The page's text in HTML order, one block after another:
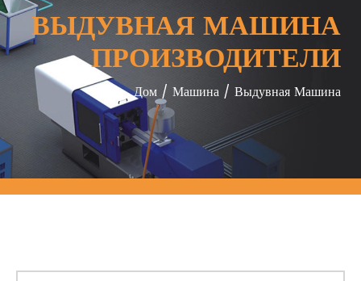
ВЫДУВНАЯ МАШИНА
ПРОИЗВОДИТЕЛИ
Дом / Машина / Выдувная Машина